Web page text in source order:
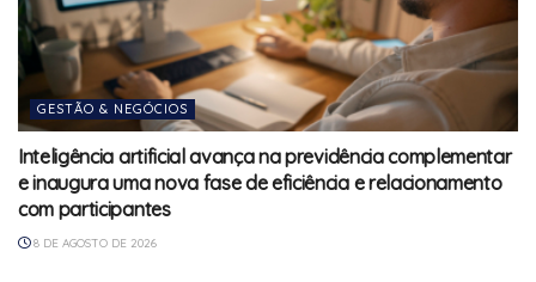
GESTÃO & NEGÓCIOS
Inteligência artificial avança na previdência complementar
e inaugura uma nova fase de eficiência e relacionamento
com participantes
8 DE AGOSTO DE 2026